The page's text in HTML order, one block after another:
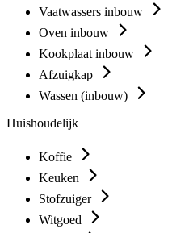
Vaatwassers inbouw
Oven inbouw
Kookplaat inbouw
Afzuigkap
Wassen (inbouw)
Huishoudelijk
Koffie
Keuken
Stofzuiger
Witgoed